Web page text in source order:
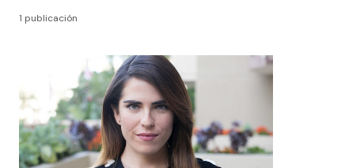
1 publicación